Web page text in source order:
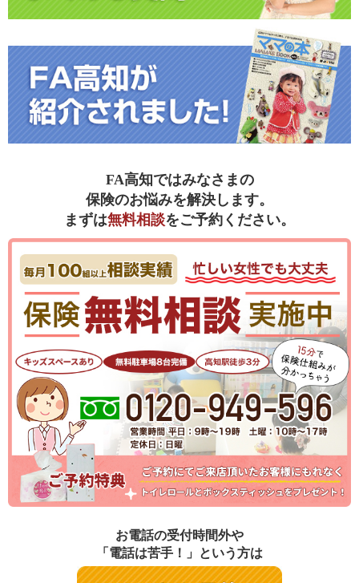
FA高知ではみなさまの
保険のお悩みを解決します。
まずは無料相談をご予約ください。
お電話の受付時間外や
「電話は苦手！」という方は